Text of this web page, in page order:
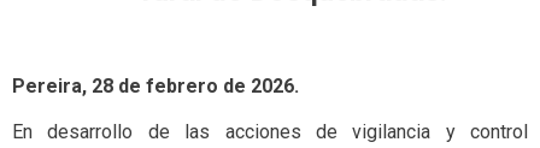
Pereira, 28 de febrero de 2026.
En desarrollo de las acciones de vigilancia y control